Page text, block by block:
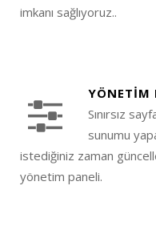
imkanı sağlıyoruz..
YÖNETİM
Sınırsız
sunumu
istediğiniz zaman
yönetim paneli.